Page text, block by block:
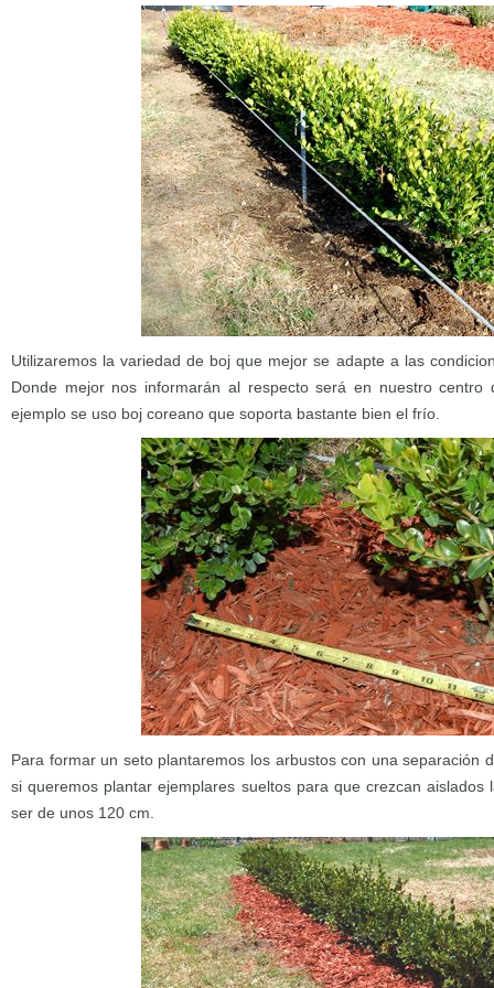
Utilizaremos la variedad de boj que mejor se adapte a las
Donde mejor nos informarán al respecto será en nuestro centro
ejemplo se uso boj coreano que soporta bastante bien el frío.
Para formar un seto plantaremos los arbustos con una separación
si queremos plantar ejemplares sueltos para que crezcan
ser de unos 120 cm.